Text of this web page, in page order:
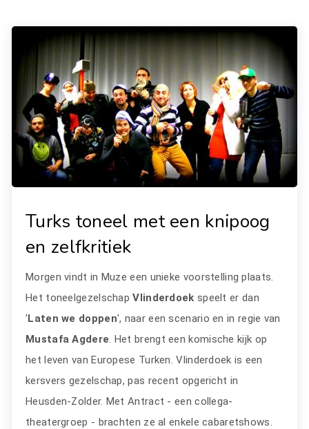
Turks toneel met een knipoog
en zelfkritiek
Morgen vindt in Muze een unieke voorstelling plaats.
Het toneelgezelschapVlinderdoek speelt er dan
'Laten we doppen', naar een scenario en in regie van
Mustafa Agdere. Het brengt een komische kijk op
het leven van Europese Turken. Vlinderdoek is een
kersvers gezelschap, pas recent opgericht in
Heusden-Zolder. Met Antract - een collega-
theatergroep - brachten ze al enkele cabaretshows.